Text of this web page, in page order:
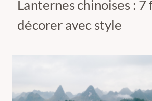
Lanternes chinoises : 7
décorer avec style